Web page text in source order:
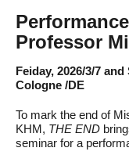
Professor
Feiday, 2026/3/7
Cologne /DE
To mark the end of
KHM, THE END
seminar for a